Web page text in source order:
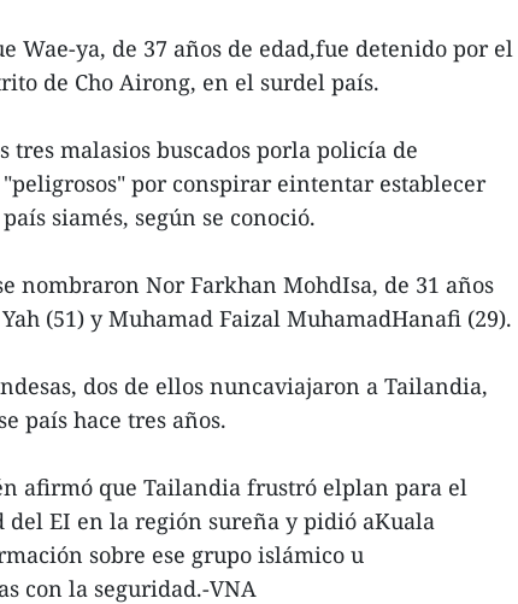
Wae-ya, de 37 años de edad,fue detenido por el
de Cho Airong, en el surdel país.
tres malasios buscados porla policía de
por conspirar eintentar establecer
siamés, según se conoció.
nombraron Nor Farkhan MohdIsa, de 31 años
(51) y Muhamad Faizal MuhamadHanafi (29).
dos de ellos nuncaviajaron a Tailandia,
país hace tres años.
afirmó que Tailandia frustró elplan para el
del EI en la región sureña y pidió aKuala
sobre ese grupo islámico u
con la seguridad.-VNA